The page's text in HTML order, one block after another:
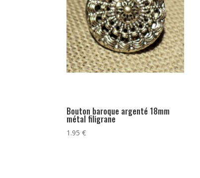
Bouton baroque argenté 18mm
métal filigrane
1.95€